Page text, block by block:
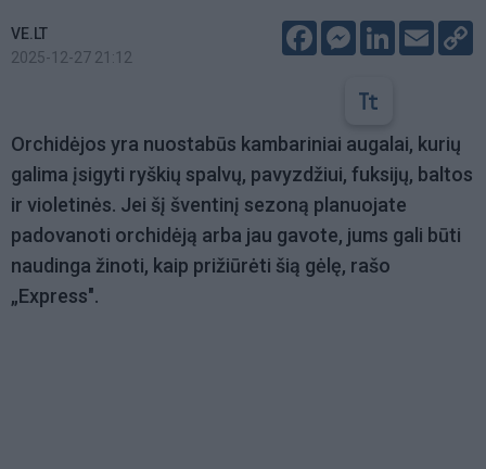
VE.LT
2025-12-27 21:12
FacebookMessenger
LinkedIn
Email
Orchidėjos yra nuostabūs kambariniai augalai, kurių
galima įsigyti ryškių spalvų, pavyzdžiui, fuksijų, baltos
ir violetinės. Jei šį šventinį sezoną planuojate
padovanoti orchidėją arba jau gavote, jums gali būti
naudinga žinoti, kaip prižiūrėti šią gėlę, rašo
„Express".